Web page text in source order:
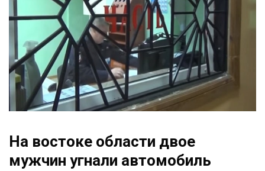
На востоке области двое
мужчин угнали автомобиль